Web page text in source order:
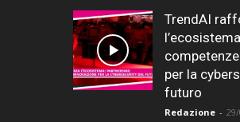
TrendAI
per la
futuro
Redazione -